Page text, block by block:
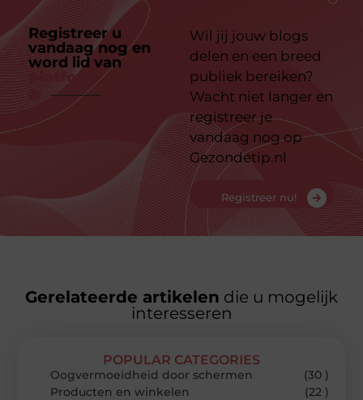
Registreer u
vandaag nog en
word lid van
platform
Wil jij jouw blogs
delen en een breed
publiek bereiken?
Wacht niet langer en
registreer je
vandaag nog op
Gezondetip.nl
Registreer nu!
Gerelateerde artikelen die u mogelijk
interesseren
POPULAR CATEGORIES
Oogvermoeidheid door schermen
(30 )
Producten en winkelen
(22 )